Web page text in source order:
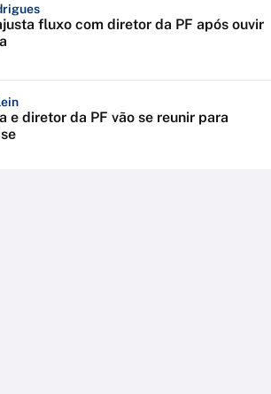
fluxo com diretor da PF após ouvir
e diretor da PF vão se reunir para